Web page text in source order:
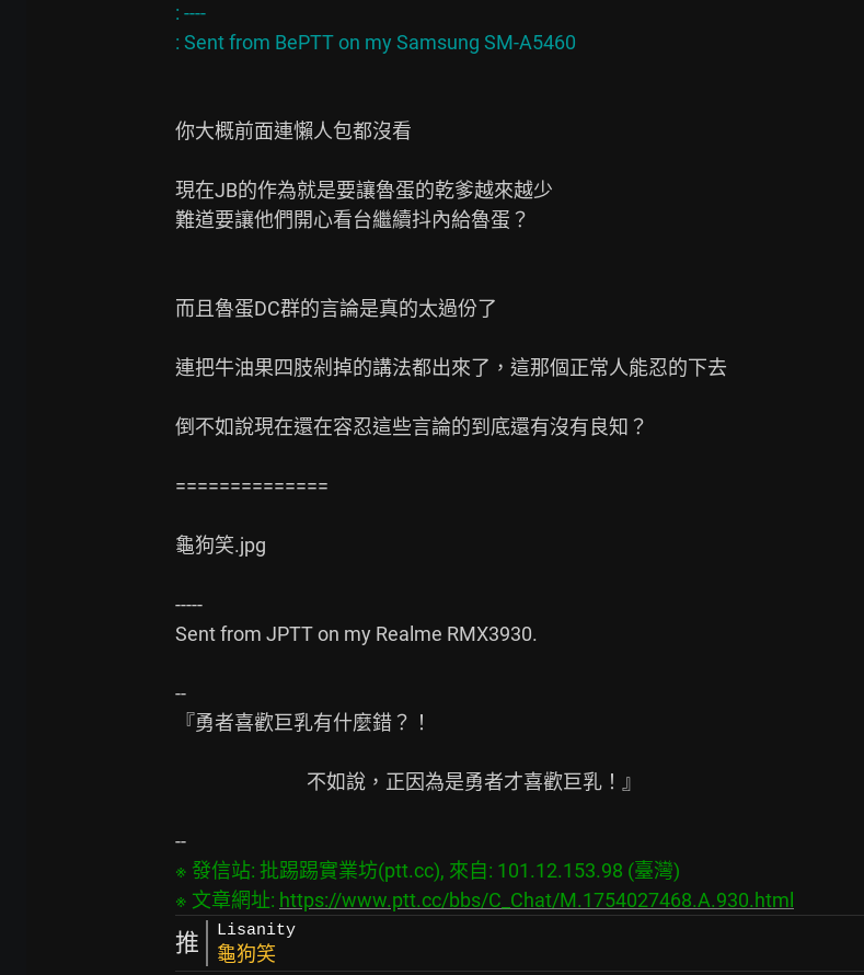
: ----
你大概前面連懶人包都沒看
現在JB的作為就是要讓魯蛋的乾爹越來越少
難道要讓他們開心看台繼續抖內給魯蛋？
而且魯蛋DC群的言論是真的太過份了
連把牛油果四肢剁掉的講法都出來了，這那個正常人能忍的下去
倒不如說現在還在容忍這些言論的到底還有沒有良知？
==============
龜狗笑.jpg
-----
Sent from JPTT on my Realme RMX3930.
--
『勇者喜歡巨乳有什麼錯？！
※ 發信站: 批踢踢實業坊(ptt.cc), 來自: 101.12.153.98 (臺灣)
※ 文章網址: https://www.ptt.cc/bbs/C_Chat/M.1754027468.A.930.html
推 Lisanity
龜狗笑